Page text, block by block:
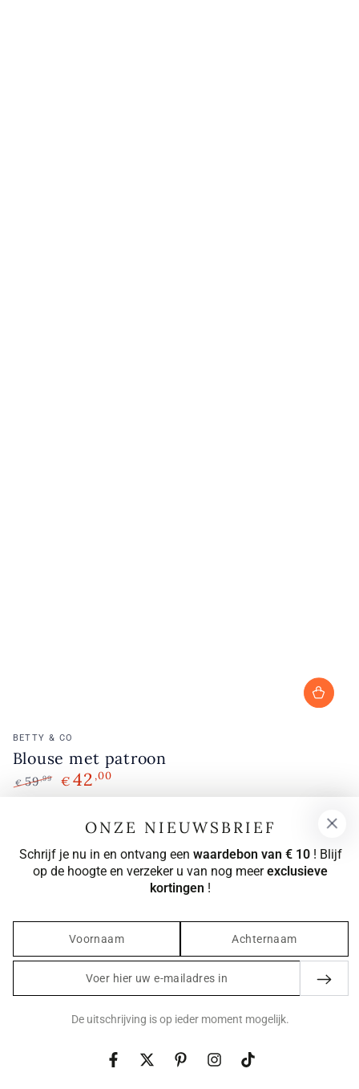
Verkoopster:
BETTY & CO
Blouse met patroon
Normale
€ 59,99
Verkoopprijs
€ 42 ,00
ONZE NIEUWSBRIEF
Schrijf je nu in en ontvang een waardebon van € 10! Blijf
op de hoogte en verzeker u van nog meerexclusieve
kortingen !
hier
De uitschrijving is op ieder moment mogelijk.
FacebookTwitterPinterestInstagramTikTok